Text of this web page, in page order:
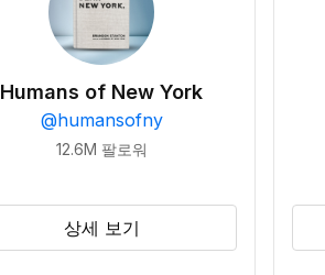
Humans of New York
@humansofny
12.6M 팔로워
상세 보기